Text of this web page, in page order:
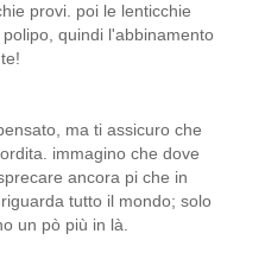
provi. poi le lenticchie
quindi l'abbinamento
ma ti assicuro che
immagino che dove
ancora pi che in
tutto il mondo; solo
un pò più in là.